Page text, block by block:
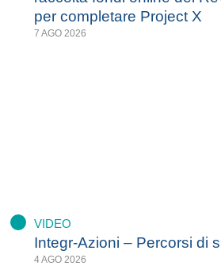
per completare Project X
7 AGO 2026
VIDEO
Integr-Azioni – Percorsi di
4 AGO 2026